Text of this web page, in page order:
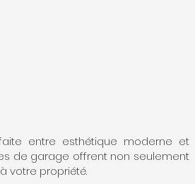
entre esthétique moderne et
de garage offrent non seulement
votre propriété.